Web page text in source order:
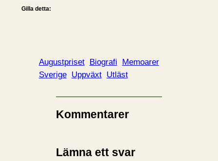
Gilla detta:
Augustpriset Biografi
Memoarer
Sverige Uppväxt Utläst
Kommentarer
Lämna ett svar